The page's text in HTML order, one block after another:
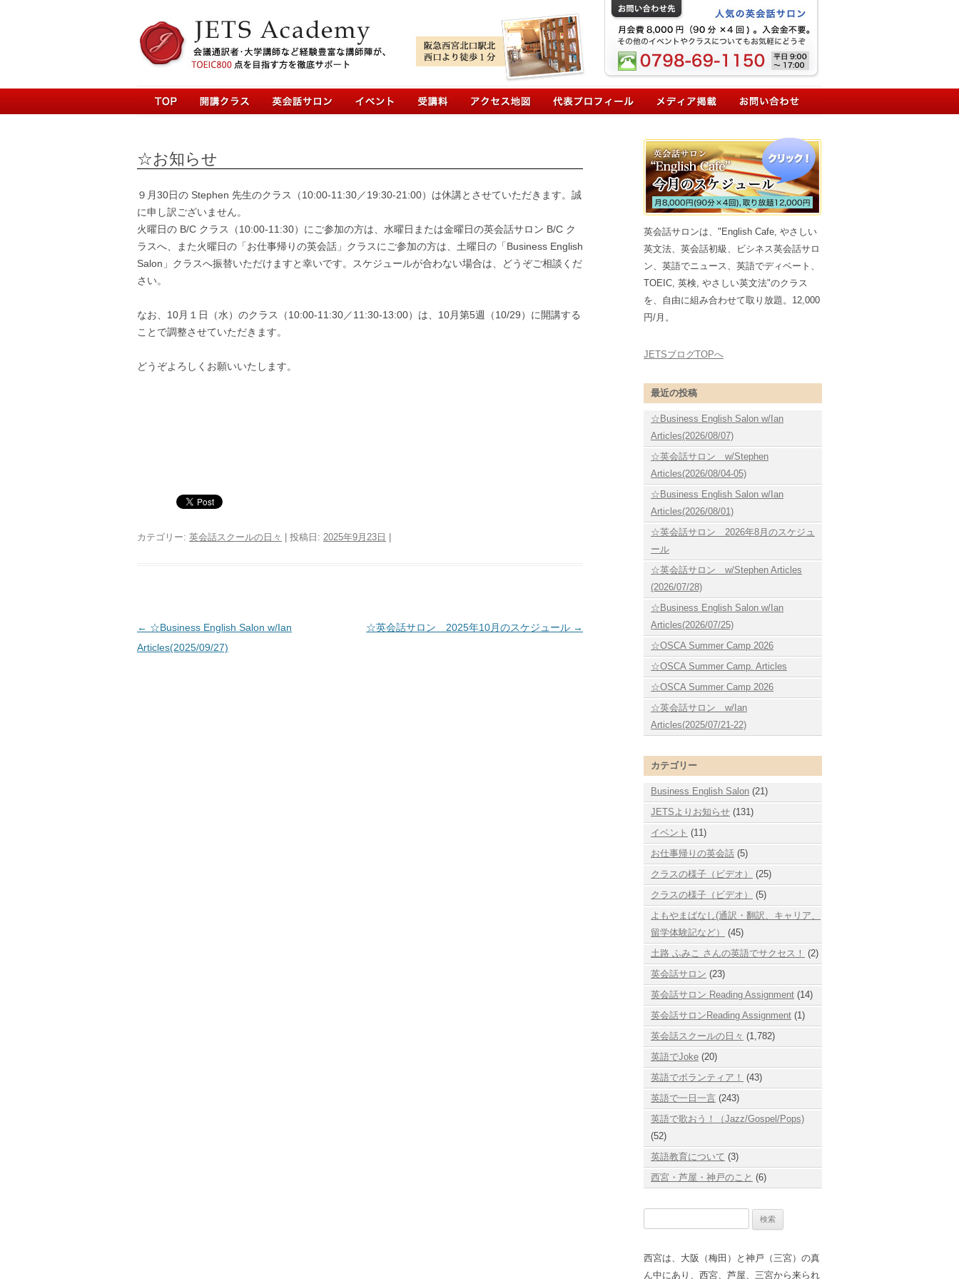
コンテンツへ移動
☆お知らせ
９月30日の Stephen 先生のクラス（10:00-11:30／19:30-21:00）は休講とさせていただきます。誠
に申し訳ございません。
火曜日の B/C クラス（10:00-11:30）にご参加の方は、水曜日または金曜日の英会話サロン B/C ク
ラスへ、また火曜日の「お仕事帰りの英会話」クラスにご参加の方は、土曜日の「Business English
Salon」クラスへ振替いただけますと幸いです。スケジュールが合わない場合は、どうぞご相談くだ
さい。
なお、10月１日（水）のクラス（10:00-11:30／11:30-13:00）は、10月第5週（10/29）に開講する
ことで調整させていただきます。
どうぞよろしくお願いいたします。
カテゴリー: 英会話スクールの日々 | 投稿日: 2025年9月23日
投稿ナビゲーション
← ☆Business English Salon w/Ian
Articles(2025/09/27)
☆英会話サロン 2025年10月のスケジュール →
英会話サロンは、"English Cafe, やさしい
英文法、英会話初級、ビシネス英会話サロ
ン、英語でニュース、英語でディベート、
TOEIC, 英検, やさしい英文法"のクラス
を、自由に組み合わせて取り放題。12,000
円/月。
JETSブログTOPへ
最近の投稿
☆Business English Salon w/Ian
Articles(2026/08/07)
☆英会話サロン w/Stephen
Articles(2026/08/04-05)
☆Business English Salon w/Ian
Articles(2026/08/01)
☆英会話サロン 2026年8月のスケジュ
ール
☆英会話サロン w/Stephen Articles
(2026/07/28)
☆Business English Salon w/Ian
Articles(2026/07/25)
☆OSCA Summer Camp 2026
☆OSCA Summer Camp. Articles
☆OSCA Summer Camp 2026
☆英会話サロン w/Ian
Articles(2025/07/21-22)
カテゴリー
Business English Salon (21)
JETSよりお知らせ (131)
イベント (11)
お仕事帰りの英会話 (5)
クラスの様子（ビデオ）
(25)
クラスの様子（ビデオ）
(5)
よもやまばなし(通訳・翻訳、キャリア、
留学体験記など）
(45)
土路 ふみこ さんの英語でサクセス！
(2)
英会話サロン (23)
英会話サロン Reading Assignment (14)
英会話サロンReading Assignment (1)
英会話スクールの日々 (1,782)
英語でJoke (20)
英語でボランティア！
(43)
英語で一日一言 (243)
英語で歌おう！（Jazz/Gospel/Pops)
(52)
英語教育について (3)
西宮・芦屋・神戸のこと (6)
西宮は、大阪（梅田）と神戸（三宮）の真
ん中にあり、西宮、芦屋、三宮から来られ